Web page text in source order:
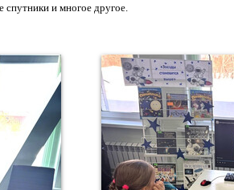
и многое другое.